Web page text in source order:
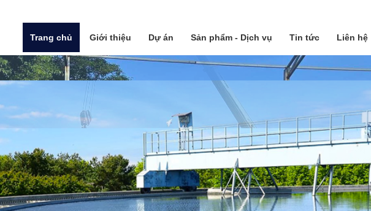
Trang chủ Giới thiệu Dự án Sản phẩm - Dịch vụ Tin tức Liên hệ